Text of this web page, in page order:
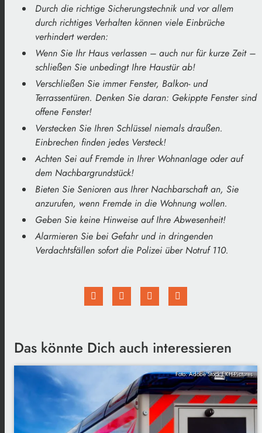
Durch die richtige Sicherungstechnik und vor allem
durch richtiges Verhalten können viele Einbrüche
verhindert werden:
Wenn Sie Ihr Haus verlassen – auch nur für kurze Zeit –
schließen Sie unbedingt Ihre Haustür ab!
Verschließen Sie immer Fenster, Balkon- und
Terrassentüren. Denken Sie daran: Gekippte Fenster sind
offene Fenster!
Verstecken Sie Ihren Schlüssel niemals draußen.
Einbrechen finden jedes Versteck!
Achten Sei auf Fremde in Ihrer Wohnanlage oder auf
dem Nachbargrundstück!
Bieten Sie Senioren aus Ihrer Nachbarschaft an, Sie
anzurufen, wenn Fremde in die Wohnung wollen.
Geben Sie keine Hinweise auf Ihre Abwesenheit!
Alarmieren Sie bei Gefahr und in dringenden
Verdachtsfällen sofort die Polizei über Notruf 110.
Das könnte Dich auch interessieren
Foto: Adobe Stock EKH-Pictures